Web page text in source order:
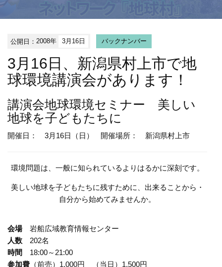
公開日：2008年 3月16日 バックナンバー
3月16日、新潟県村上市で地
球環境講演会があります！
講演会地球環境セミナー 美しい
地球を子どもたちに
開催日： 3月16日（日） 開催場所： 新潟県村上市
環境問題は、一般に知られているよりはるかに深刻です。
美しい地球を子どもたちに残すために、出来ることから・
自分から始めてみませんか。
会場
岩船広域教育情報センター
人数
202名
時間
18:00～21:00
参加費 （前売）1,000円 （当日）1,500円